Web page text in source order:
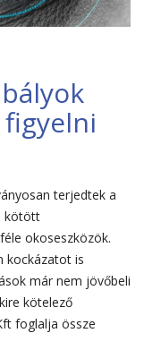
terjedtek a
kötött
okoseszközök.
kockázatot is
már nem jövőbeli
kötelező
foglalja össze